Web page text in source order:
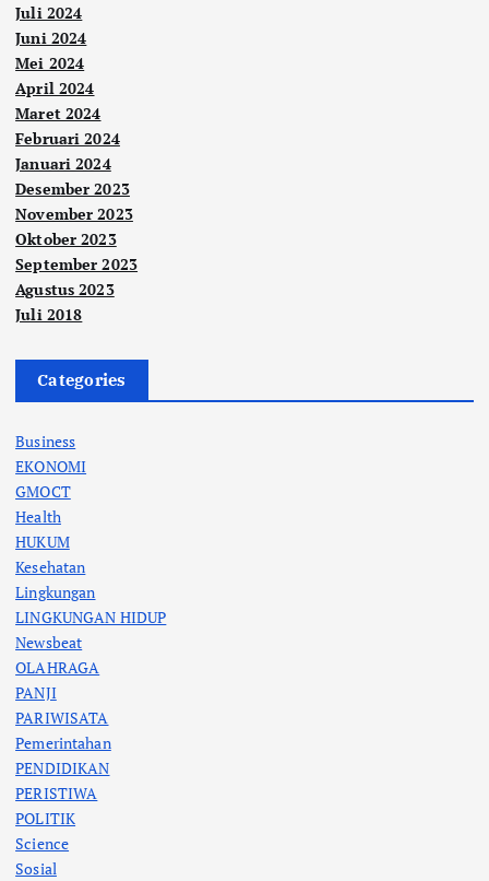
Juli 2024
Juni 2024
Mei 2024
April 2024
Maret 2024
Februari 2024
Januari 2024
Desember 2023
November 2023
Oktober 2023
September 2023
Agustus 2023
Juli 2018
Categories
Business
EKONOMI
GMOCT
Health
HUKUM
Kesehatan
Lingkungan
LINGKUNGAN HIDUP
Newsbeat
OLAHRAGA
PANJI
PARIWISATA
Pemerintahan
PENDIDIKAN
PERISTIWA
POLITIK
Science
Sosial